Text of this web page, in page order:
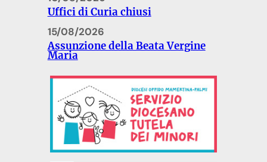
Uffici di Curia chiusi
15/08/2026
Assunzione della Beata Vergine
Maria